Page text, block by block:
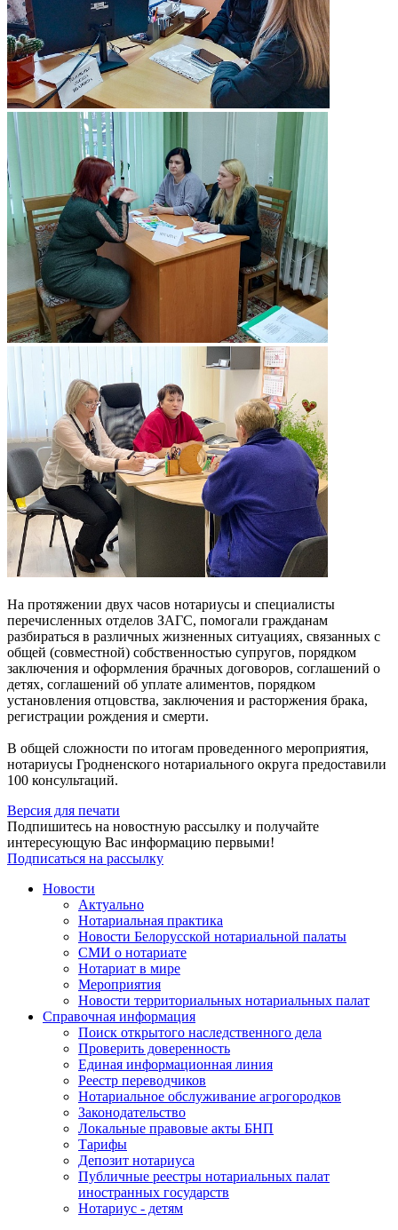
На протяжении двух часов нотариусы и специалисты
перечисленных отделов ЗАГС, помогали гражданам
разбираться в различных жизненных ситуациях, связанных с
общей (совместной) собственностью супругов, порядком
заключения и оформления брачных договоров, соглашений о
детях, соглашений об уплате алиментов, порядком
установления отцовства, заключения и расторжения брака,
регистрации рождения и смерти.
В общей сложности по итогам проведенного мероприятия,
нотариусы Гродненского нотариального округа предоставили
100 консультаций.
Версия для печати
Подпишитесь на новостную рассылку и получайте
интересующую Вас информацию первыми!
Подписаться на рассылку
Новости
Актуально
Нотариальная практика
Новости Белорусской нотариальной палаты
СМИ о нотариате
Нотариат в мире
Мероприятия
Новости территориальных нотариальных палат
Справочная информация
Поиск открытого наследственного дела
Проверить доверенность
Единая информационная линия
Реестр переводчиков
Нотариальное обслуживание агрогородков
Законодательство
Локальные правовые акты БНП
Тарифы
Депозит нотариуса
Публичные реестры нотариальных палат
иностранных государств
Нотариус - детям